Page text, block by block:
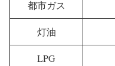
都市ガス
灯油
LPG